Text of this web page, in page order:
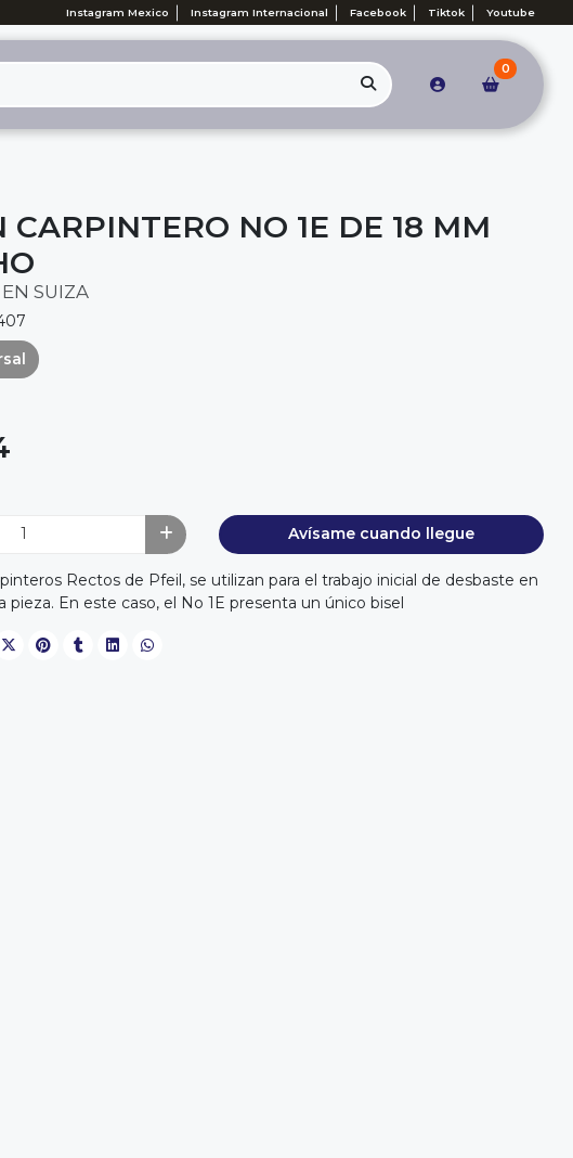
Instagram Mexico Instagram Internacional Facebook Tiktok Youtube
0
CARPINTERO NO 1E DE 18 MM
SUIZA
Avísame cuando llegue
Rectos de Pfeil, se utilizan para el trabajo inicial de desbaste en
pieza. En este caso, el No 1E presenta un único bisel